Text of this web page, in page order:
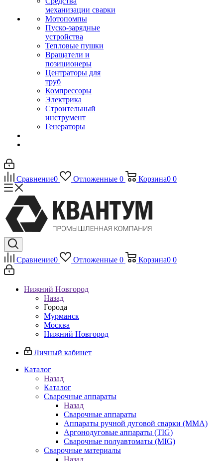
механизации сварки
Мотопомпы
Пуско-зарядные
устройства
Тепловые пушки
Вращатели и
позиционеры
Центраторы для
труб
Компрессоры
Электрика
Строительный
инструмент
Генераторы
Сравнение0 Отложенные 0 Корзина0 0
Сравнение0 Отложенные 0 Корзина0 0
Нижний Новгород
Назад
Города
Мурманск
Москва
Нижний Новгород
Личный кабинет
Каталог
Назад
Каталог
Сварочные аппараты
Назад
Сварочные аппараты
Аппараты ручной дуговой сварки (MMA)
Аргонодуговые аппараты (TIG)
Сварочные полуавтоматы (MIG)
Сварочные материалы
Назад